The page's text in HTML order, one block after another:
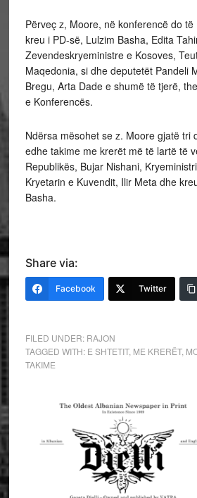
Përveç z, Moore, në konferencë do
kreu i PD-së, Lulzim Basha, Edita
Zevendeskryeministre e Kosoves,
Maqedonia, si dhe deputetët Pandeli
Bregu, Arta Dade e shumë të tjerë,
e Konferencës.
Ndërsa mësohet se z. Moore gjatë tri
edhe takime me krerët më të lartë të
Republikës, Bujar Nishani,
Kryetarin e Kuvendit, Ilir Meta dhe
Basha.
Share via:
Facebook Twitter
FILED UNDER: RAJON
TAGGED WITH: E SHTETIT, ME KRERËT,
TAKIME